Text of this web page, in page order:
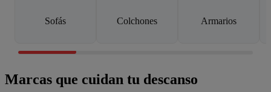
Sofás Colchones Armarios
Marcas que cuidan tu descanso